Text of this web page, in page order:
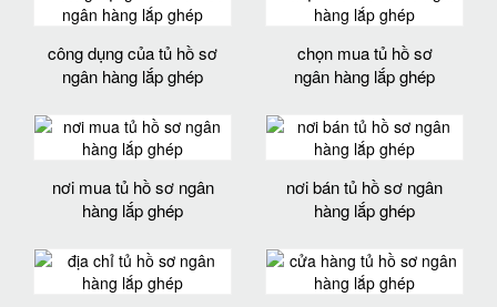
công dụng của tủ hồ sơ
ngân hàng lắp ghép
chọn mua tủ hồ sơ
ngân hàng lắp ghép
nơi mua tủ hồ sơ ngân
hàng lắp ghép
nơi bán tủ hồ sơ ngân
hàng lắp ghép